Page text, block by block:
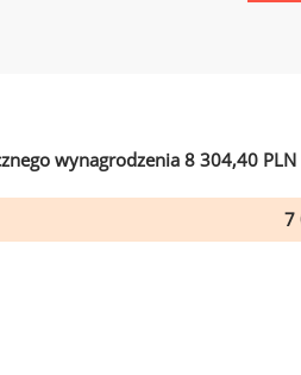
wynagrodzenia 8 304,40
7